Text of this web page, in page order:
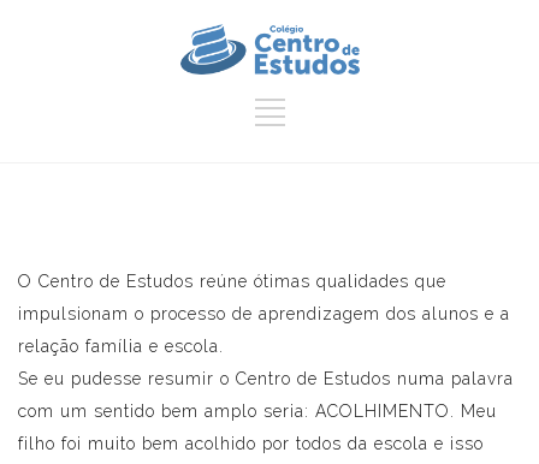
O Centro de Estudos reúne ótimas qualidades que
impulsionam o processo de aprendizagem dos alunos e a
relação família e escola.
Se eu pudesse resumir o Centro de Estudos numa palavra
com um sentido bem amplo seria: ACOLHIMENTO. Meu
filho foi muito bem acolhido por todos da escola e isso